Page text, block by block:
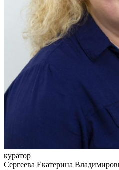
куратор
Сергеева Екатерина